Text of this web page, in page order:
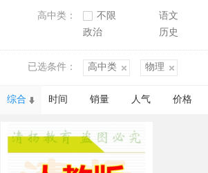
高中类： 不限 语文
政治
历史
已选条件： 高中类 物理
综合 时间 销量 人气 价格